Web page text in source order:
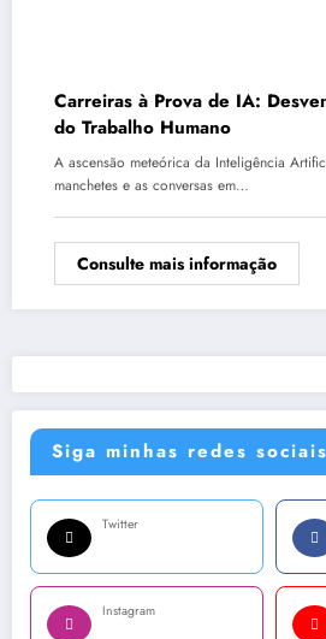
Carreiras à Prova de IA:
do Trabalho Humano
A ascensão meteórica da Inteligência
manchetes e as conversas em…
Consulte mais informação
Siga minhas redes sociais
Twitter
Instagram